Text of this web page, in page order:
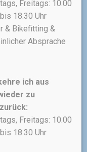
Sie
und
Freitags: 10.00
18.30 Uhr
& Bikefitting &
Absprache
ich aus
zu
Freitags: 10.00
18.30 Uhr